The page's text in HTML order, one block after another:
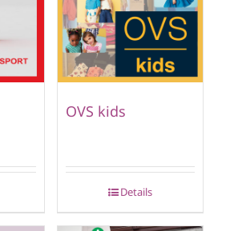
OVS kids
Details